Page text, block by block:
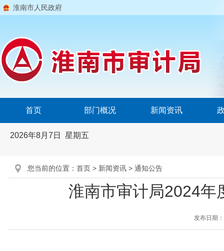
淮南市人民政府
首页 部门概况 新闻资讯
2026年8月7日 星期五
您当前的位置： 首页 > 新闻资讯 > 通知公告
淮南市审计局2024年
发布日期